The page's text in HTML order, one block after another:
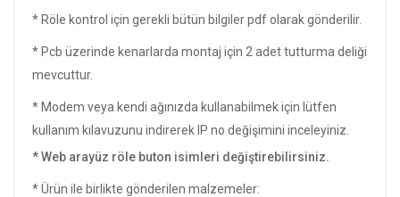
* Röle kontrol için gerekli bütün bilgiler pdf olarak gönderilir.
* Pcb üzerinde kenarlarda montaj için 2 adet tutturma deliği
mevcuttur.
* Modem veya kendi ağınızda kullanabilmek için lütfen
kullanım kılavuzunu indirerek IP no değişimini inceleyiniz.
* Web arayüz röle buton isimleri değiştirebilirsiniz.
* Ürün ile birlikte gönderilen malzemeler: